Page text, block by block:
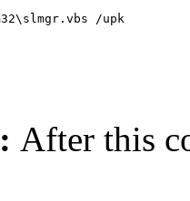
/upk
After this